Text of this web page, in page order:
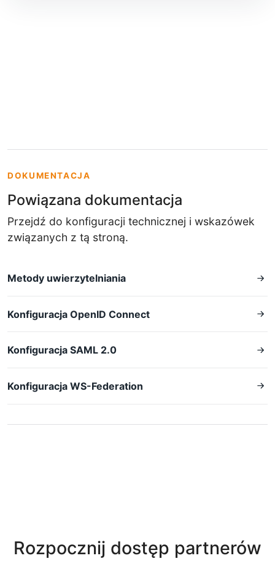
DOKUMENTACJA
Powiązana dokumentacja
Przejdź do konfiguracji technicznej i wskazówek
związanych z tą stroną.
Metody uwierzytelniania
Konfiguracja OpenID Connect
Konfiguracja SAML 2.0
Konfiguracja WS-Federation
Rozpocznij dostęp partnerów